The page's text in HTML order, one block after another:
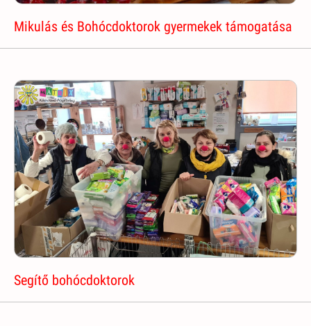
Mikulás és Bohócdoktorok gyermekek támogatása
Segítő bohócdoktorok